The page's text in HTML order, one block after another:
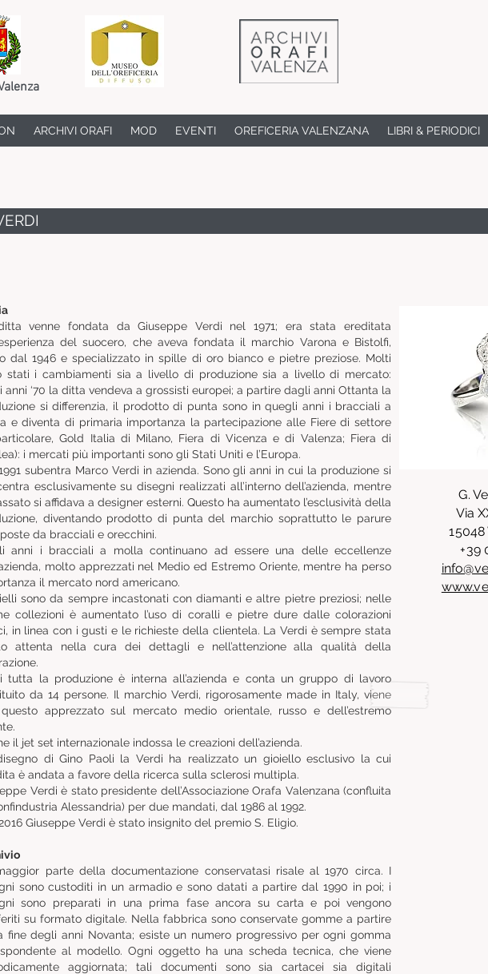
ARCHIVI ORAFI MOD EVENTI OREFICERIA VALENZANA LIBRI & PERIODICI
venne fondata da Giuseppe Verdi nel 1971; era stata ereditata
del suocero, che aveva fondata il marchio Varona e Bistolfi,
dal 1946 e specializzato in spille di oro bianco e pietre preziose. Molti
stati i cambiamenti sia a livello di produzione sia a livello di mercato:
anni ‘70 la ditta vendeva a grossisti europei; a partire dagli anni Ottanta la
si differenzia, il prodotto di punta sono in quegli anni i bracciali a
e diventa di primaria importanza la partecipazione alle Fiere di settore
Gold Italia di Milano, Fiera di Vicenza e di Valenza; Fiera di
i mercati più importanti sono gli Stati Uniti e l’Europa.
subentra Marco Verdi in azienda. Sono gli anni in cui la produzione si
esclusivamente su disegni realizzati all’interno dell’azienda, mentre
si affidava a designer esterni. Questo ha aumentato l’esclusività della
diventando prodotto di punta del marchio soprattutto le parure
da bracciali e orecchini.
anni i bracciali a molla continuano ad essere una delle eccellenze
molto apprezzati nel Medio ed Estremo Oriente, mentre ha perso
il mercato nord americano.
sono da sempre incastonati con diamanti e altre pietre preziosi; nelle
collezioni è aumentato l’uso di coralli e pietre dure dalle colorazioni
in linea con i gusti e le richieste della clientela. La Verdi è sempre stata
attenta nella cura dei dettagli e nell’attenzione alla qualità della
tutta la produzione è interna all’azienda e conta un gruppo di lavoro
da 14 persone. Il marchio Verdi, rigorosamente made in Italy, viene
apprezzato sul mercato medio orientale, russo e dell’estremo
il jet set internazionale indossa le creazioni dell’azienda.
di Gino Paoli la Verdi ha realizzato un gioiello esclusivo la cui
è andata a favore della ricerca sulla sclerosi multipla.
Verdi è stato presidente dell’Associazione Orafa Valenzana (confluita
Alessandria) per due mandati, dal 1986 al 1992.
Giuseppe Verdi è stato insignito del premio S. Eligio.
parte della documentazione conservatasi risale al 1970 circa. I
sono custoditi in un armadio e sono datati a partire dal 1990 in poi; i
sono preparati in una prima fase ancora su carta e poi vengono
su formato digitale. Nella fabbrica sono conservate gomme a partire
fine degli anni Novanta; esiste un numero progressivo per ogni gomma
al modello. Ogni oggetto ha una scheda tecnica, che viene
aggiornata; tali documenti sono sia cartacei sia digitali
G.
Via
15048
+39